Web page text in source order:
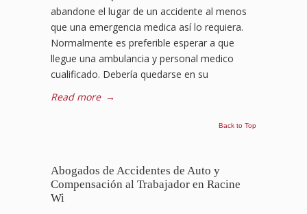
abandone el lugar de un accidente al menos
que una emergencia medica así lo requiera.
Normalmente es preferible esperar a que
llegue una ambulancia y personal medico
cualificado. Debería quedarse en su
Read more →
Back to Top
Abogados de Accidentes de Auto y
Compensación al Trabajador en Racine
Wi